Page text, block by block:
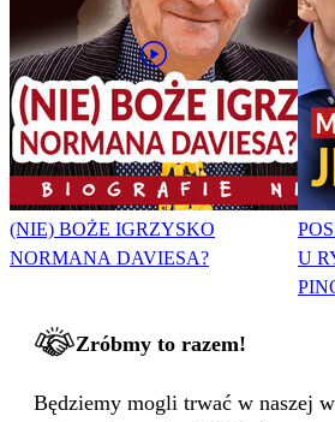
(NIE) BOŻE IGRZYSKO
NORMANA DAVIESA?
U
Zróbmy to razem!
Będziemy mogli trwać w naszej